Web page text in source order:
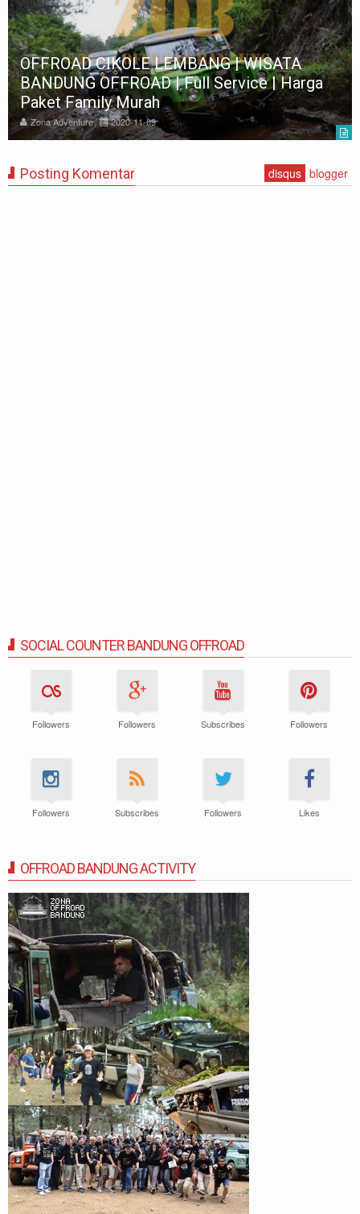
OFFROAD CIKOLE LEMBANG | WISATA
BANDUNG OFFROAD | Full Service | Harga
Paket Family Murah
Zona Adventure 2020-11-09
Posting Komentar disqus blogger
SOCIAL COUNTER BANDUNG OFFROAD
Followers Followers Subscribes Followers
Followers Subscribes Followers Likes
OFFROAD BANDUNG ACTIVITY